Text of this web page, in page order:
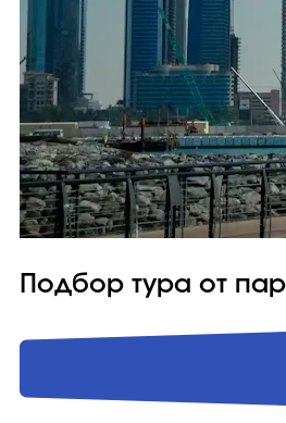
Подбор тура от